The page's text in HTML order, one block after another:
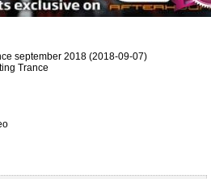
september 2018 (2018-09-07)
Trance